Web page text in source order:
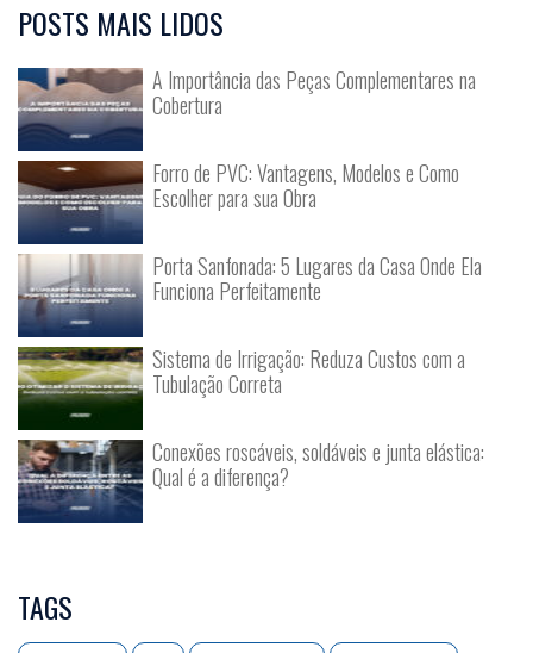
POSTS MAIS LIDOS
A Importância das Peças Complementares na
Cobertura
Forro de PVC: Vantagens, Modelos e Como
Escolher para sua Obra
Porta Sanfonada: 5 Lugares da Casa Onde Ela
Funciona Perfeitamente
Sistema de Irrigação: Reduza Custos com a
Tubulação Correta
Conexões roscáveis, soldáveis e junta elástica:
Qual é a diferença?
TAGS